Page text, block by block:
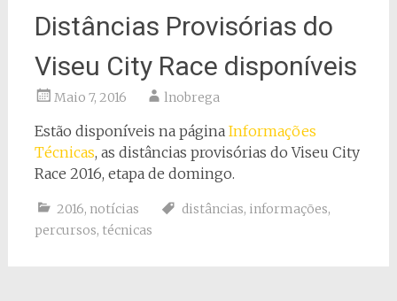
Distâncias Provisórias do
Viseu City Race disponíveis
Maio 7, 2016 lnobrega
Estão disponíveis na página Informações
Técnicas, as distâncias provisórias do Viseu City
Race 2016, etapa de domingo.
2016, notícias distâncias, informações,
percursos, técnicas